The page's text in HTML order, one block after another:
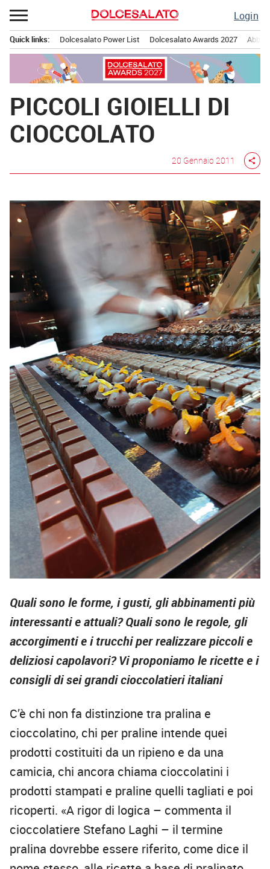
Passa
al
contenuto
Login
principale
Quick links: Dolcesalato Power List Dolcesalato Awards 2027
PICCOLI GIOIELLI DI
CIOCCOLATO
20 Gennaio 2011 share
Quali sono le forme, i gusti, gli abbinamenti più
interessanti e attuali? Quali sono le regole, gli
accorgimenti e i trucchi per realizzare piccoli e
deliziosi capolavori? Vi proponiamo le ricette e i
consigli di sei grandi cioccolatieri italiani
C’è chi non fa distinzione tra pralina e
cioccolatino, chi per praline intende quei
prodotti costituiti da un ripieno e da una
camicia, chi ancora chiama cioccolatini i
prodotti stampati e praline quelli tagliati e poi
ricoperti. «A rigor di logica – commenta il
cioccolatiere Stefano Laghi – il termine
pralina dovrebbe essere riferito, come dice il